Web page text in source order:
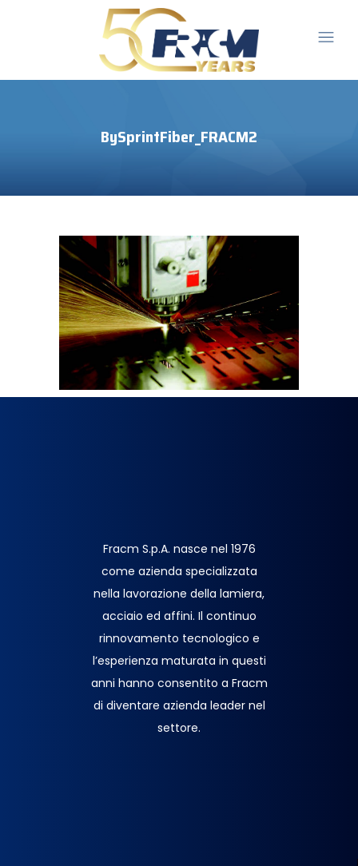
BySprintFiber_FRACM2
Fracm S.p.A. nasce nel 1976
come azienda specializzata
nella lavorazione della lamiera,
acciaio ed affini. Il continuo
rinnovamento tecnologico e
l’esperienza maturata in questi
anni hanno consentito a Fracm
di diventare azienda leader nel
settore.